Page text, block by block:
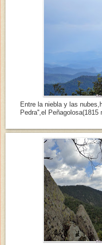
Entre la niebla y las
Pedra'',el